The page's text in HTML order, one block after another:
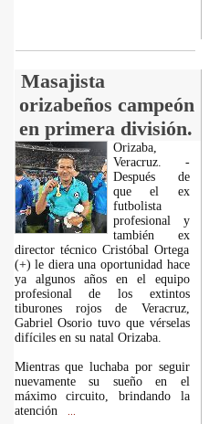
Masajista
orizabeños campeón
en primera división.
Orizaba,
Veracruz. -
Después de
que el ex
futbolista
profesional y
también ex
director técnico Cristóbal Ortega
(+) le diera una oportunidad hace
ya algunos años en el equipo
profesional de los extintos
tiburones rojos de Veracruz,
Gabriel Osorio tuvo que vérselas
difíciles en su natal Orizaba.
Mientras que luchaba por seguir
nuevamente su sueño en el
máximo circuito, brindando la
atención